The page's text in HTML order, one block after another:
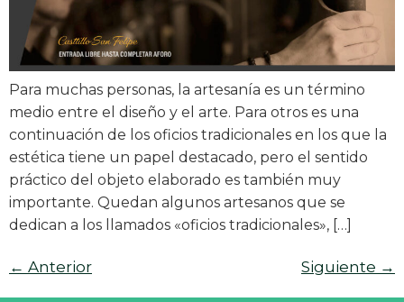
Para muchas personas, la artesanía es un término
medio entre el diseño y el arte. Para otros es una
continuación de los oficios tradicionales en los que la
estética tiene un papel destacado, pero el sentido
práctico del objeto elaborado es también muy
importante. Quedan algunos artesanos que se
dedican a los llamados «oficios tradicionales», […]
← Anterior Siguiente →